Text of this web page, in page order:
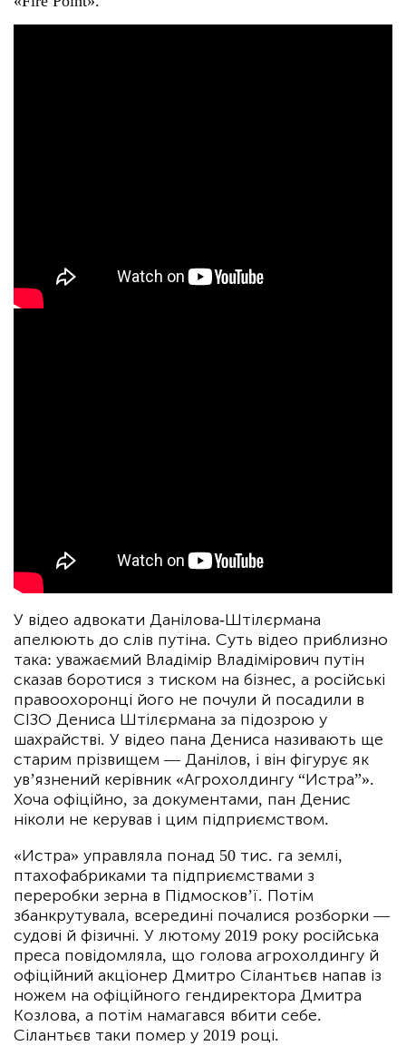
У відео адвокати Данілова-Штілєрмана
апелюють до слів путіна. Суть відео приблизно
така: уважаємий Владімір Владімірович путін
сказав боротися з тиском на бізнес, а російські
правоохоронці його не почули й посадили в
СІЗО Дениса Штілєрмана за підозрою у
шахрайстві. У відео пана Дениса називають ще
старим прізвищем — Данілов, і він фігурує як
ув’язнений керівник «Агрохолдингу “Истра”».
Хоча офіційно, за документами, пан Денис
ніколи не керував і цим підприємством.
«Истра» управляла понад 50 тис. га землі,
птахофабриками та підприємствами з
переробки зерна в Підмосков’ї. Потім
збанкрутувала, всередині почалися розборки —
судові й фізичні. У лютому 2019 року російська
преса повідомляла, що голова агрохолдингу й
офіційний акціонер Дмитро Сілантьєв напав із
ножем на офіційного гендиректора Дмитра
Козлова, а потім намагався вбити себе.
Сілантьєв таки помер у 2019 році.